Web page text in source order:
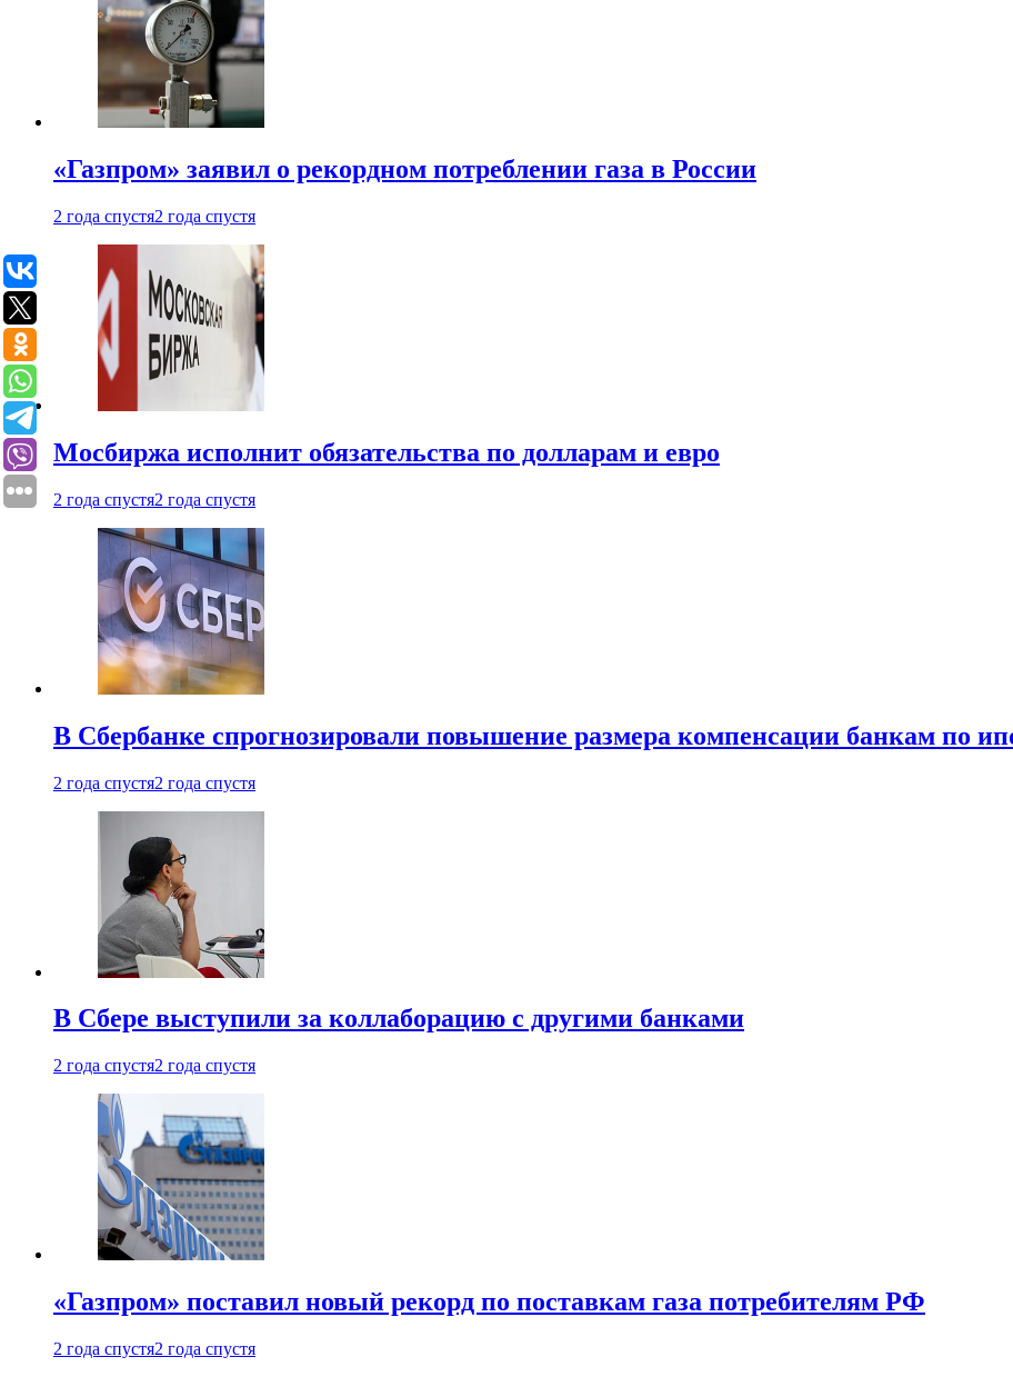
«Газпром» заявил о рекордном потреблении газа в России
2 года спустя2 года спустя
Мосбиржа исполнит обязательства по долларам и евро
2 года спустя2 года спустя
В Сбербанке спрогнозировали повышение размера компенсации банкам по
2 года спустя2 года спустя
В Сбере выступили за коллаборацию с другими банками
2 года спустя2 года спустя
«Газпром» поставил новый рекорд по поставкам газа потребителям РФ
2 года спустя2 года спустя